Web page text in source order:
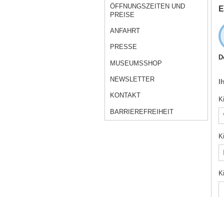
ÖFFNUNGSZEITEN UND
PREISE
ANFAHRT
PRESSE
MUSEUMSSHOP
NEWSLETTER
KONTAKT
BARRIEREFREIHEIT